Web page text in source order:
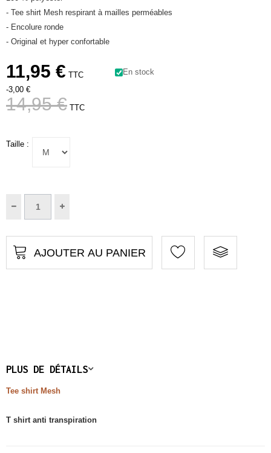
- Tee shirt Mesh respirant à mailles perméables
- Encolure ronde
- Original et hyper confortable
11,95 € TTC
-3,00 €
14,95 € TTC
En stock
Taille :
AJOUTER AU PANIER
PLUS DE DÉTAILS
Tee shirt Mesh
T shirt anti transpiration